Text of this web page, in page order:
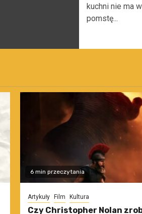
kuchni nie ma
pomstę...
6 min przeczytania
Artykuły Film Kultura
Czy Christopher Nolan